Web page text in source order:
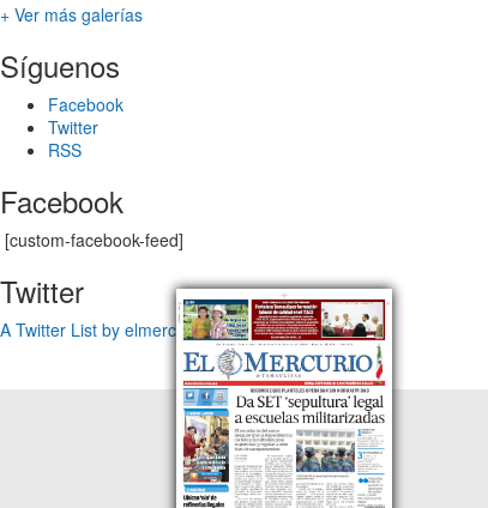
+ Ver más galerías
Síguenos
Facebook
Twitter
RSS
Facebook
[custom-facebook-feed]
Twitter
A Twitter List by elmercuriotam